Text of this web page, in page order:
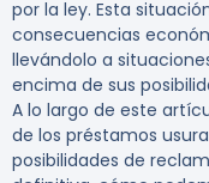
por la ley. Esta
consecuencias
llevándolo a
encima de sus
A lo largo de este
de los préstamos
posibilidades de